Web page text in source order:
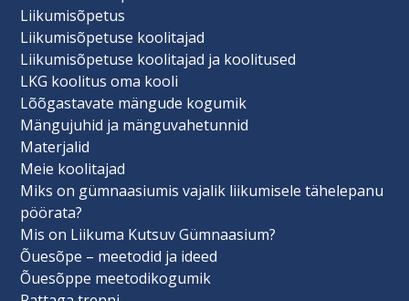
Liikumisõpetus
Liikumisõpetuse koolitajad
Liikumisõpetuse koolitajad ja koolitused
LKG koolitus oma kooli
Lõõgastavate mängude kogumik
Mängujuhid ja mänguvahetunnid
Materjalid
Meie koolitajad
Miks on gümnaasiumis vajalik liikumisele tähelepanu
pöörata?
Mis on Liikuma Kutsuv Gümnaasium?
Õuesõpe – meetodid ja ideed
Õuesõppe meetodikogumik